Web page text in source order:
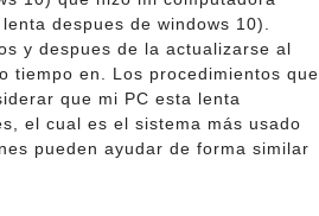
despues de windows 10).
y despues de la actualizarse al
tiempo en. Los procedimientos que
que mi PC esta lenta
el cual es el sistema más usado
pueden ayudar de forma similar